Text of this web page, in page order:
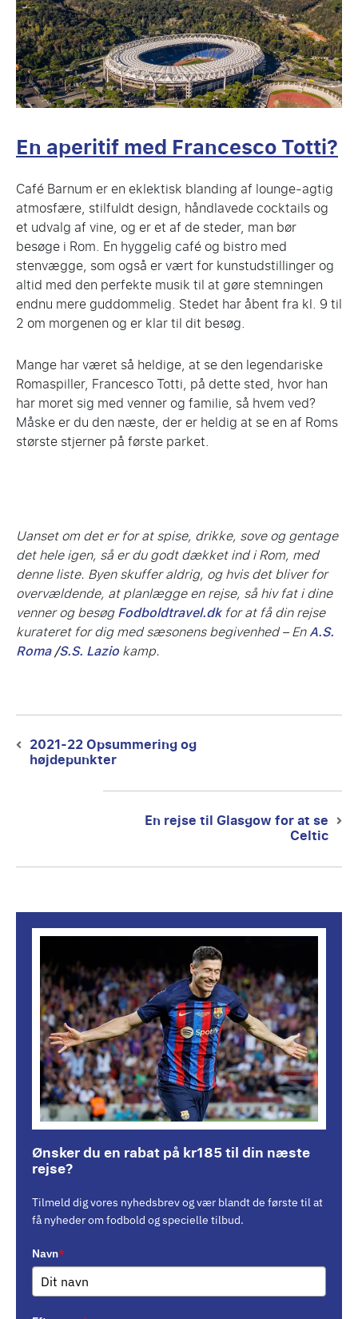
En aperitif med Francesco Totti?
Café Barnum er en eklektisk blanding af lounge-agtig
atmosfære, stilfuldt design, håndlavede cocktails og
et udvalg af vine, og er et af de steder, man bør
besøge i Rom. En hyggelig café og bistro med
stenvægge, som også er vært for kunstudstillinger og
altid med den perfekte musik til at gøre stemningen
endnu mere guddommelig. Stedet har åbent fra kl. 9 til
2 om morgenen og er klar til dit besøg.
Mange har været så heldige, at se den legendariske
Romaspiller, Francesco Totti, på dette sted, hvor han
har moret sig med venner og familie, så hvem ved?
Måske er du den næste, der er heldig at se en af Roms
største stjerner på første parket.
Uanset om det er for at spise, drikke, sove og gentage
det hele igen, så er du godt dækket ind i Rom, med
denne liste. Byen skuffer aldrig, og hvis det bliver for
overvældende, at planlægge en rejse, så hiv fat i dine
venner og besøgFodboldtravel.dkfor at få din rejse
kurateret for dig med sæsonens begivenhed – EnA.S.
Roma/S.S. Laziokamp.
Post
navigation
Previous
post:
2021-22 Opsummering og
højdepunkter
En rejse til Glasgow for at se
Celtic
Ønsker du en rabat på kr185 til din næste
rejse?
Tilmeld dig vores nyhedsbrev og vær blandt de første til at
få nyheder om fodbold og specielle tilbud.
Navn*